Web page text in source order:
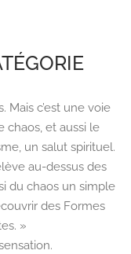
Mais c’est une voie
chaos, et aussi le
un salut spirituel.
au-dessus des
du chaos un simple
des Formes
»